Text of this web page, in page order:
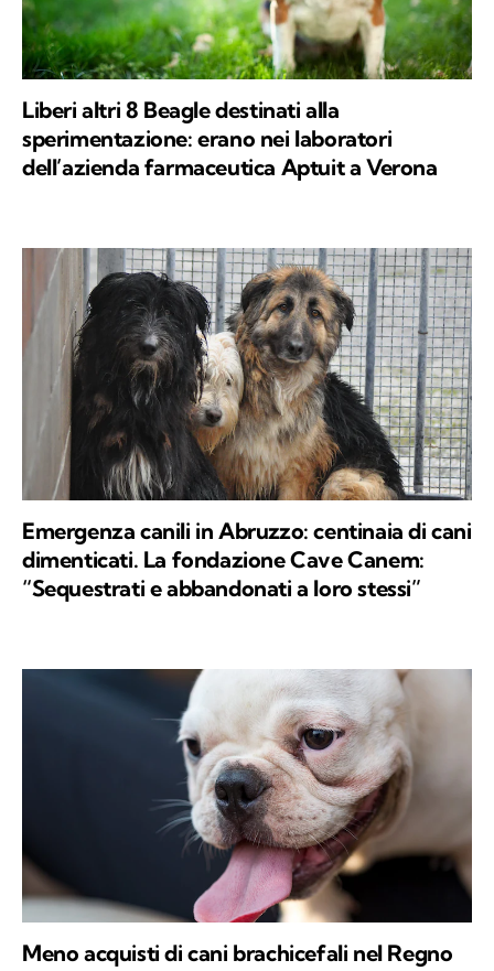
Liberi altri 8 Beagle destinati alla
sperimentazione: erano nei laboratori
dell’azienda farmaceutica Aptuit a Verona
Emergenza canili in Abruzzo: centinaia di cani
dimenticati. La fondazione Cave Canem:
“Sequestrati e abbandonati a loro stessi”
Meno acquisti di cani brachicefali nel Regno